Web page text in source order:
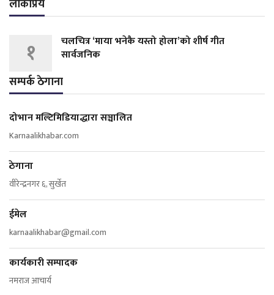
लोकप्रिय
१
चलचित्र ‘माया भनेकै यस्तो होला’को शीर्ष गीत
सार्वजनिक
सम्पर्क ठेगाना
दोभान मल्टिमिडियाद्धारा सञ्चालित
Karnaalikhabar.com
ठेगाना
वीरेन्द्रनगर ६, सुर्खेत
ईमेल
karnaalikhabar@gmail.com
कार्यकारी सम्पादक
नमराज आचार्य